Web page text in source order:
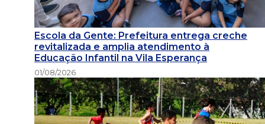
Escola da Gente: Prefeitura entrega creche
revitalizada e amplia atendimento à
Educação Infantil na Vila Esperança
01/08/2026